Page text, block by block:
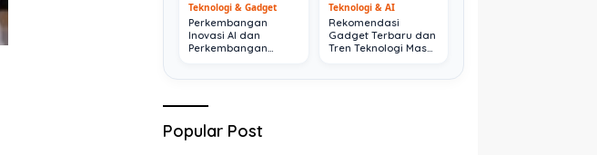
Teknologi & Gadget
Perkembangan
Inovasi AI dan
Perkembangan
Teknologi & AI
Rekomendasi
Gadget Terbaru dan
Tren Teknologi Masa
Popular Post